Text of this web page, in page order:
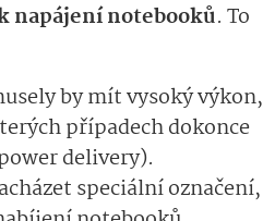
napájení notebooků. To
by mít vysoký výkon,
případech dokonce
delivery).
speciální označení,